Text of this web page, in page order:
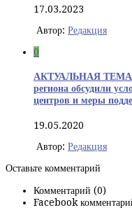
17.03.2023
Автор: Редакция
0
АКТУАЛЬНАЯ ТЕМА.
региона обсудили
центров и меры
19.05.2020
Автор: Редакция
Оставьте комментарий
Комментарий (0)
Facebook